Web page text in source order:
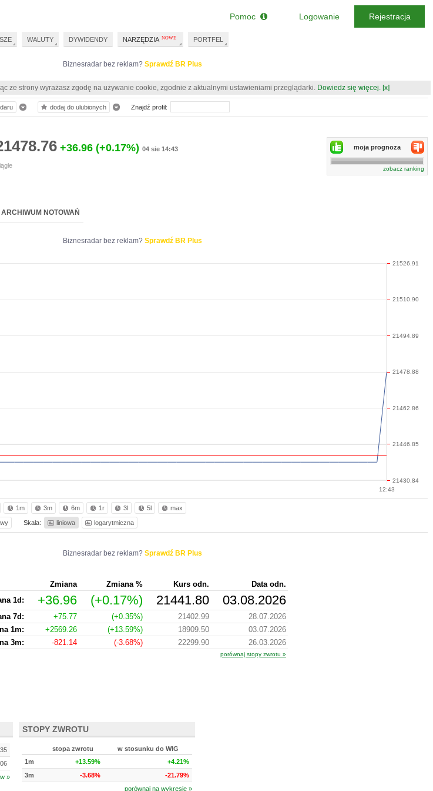
Biznesradar bez reklam? Sprawdź BR Plus
ze strony wyrażasz zgodę na używanie cookie, zgodnie z aktualnymi ustawieniami przeglądarki. Dowiedz się więcej. [x]
+36.96 (+0.17%) 04 sie 14:43 moja prognoza
zobacz ranking
ARCHIWUM NOTOWAŃ
Biznesradar bez reklam? Sprawdź BR Plus
12:43
21430.84
21446.85
21462.86
21478.88
21494.89
21510.90
21526.91
1m 3m 6m 1r 3l 5l max
Skala: liniowa logarytmiczna
Biznesradar bez reklam? Sprawdź BR Plus
Zmiana Zmiana % Kurs odn.
Data odn.
1d:
+36.96 (+0.17%) 21441.80 03.08.2026
7d: +75.77 (+0.35%) 21402.99
28.07.2026
1m:
+2569.26 (+13.59%) 18909.50
03.07.2026
3m:
-821.14 (-3.68%) 22299.90 26.03.2026
porównaj stopy zwrotu »
»
STOPY ZWROTU
stopa zwrotu
w stosunku do WIG
1m
+13.59%
+4.21%
3m
-3.68%
-21.79%
porównaj na wykresie »
dodaj do ulubionych Znajdź profil:
WALUTY DYWIDENDY NARZĘDZIA PORTFEL
Pomoc Logowanie Rejestracja